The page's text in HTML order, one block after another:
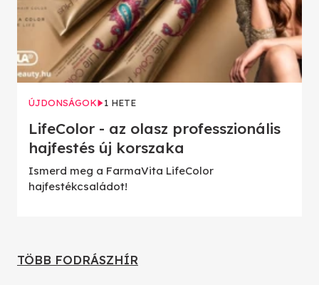
ÚJDONSÁGOK 1 HETE
LifeColor - az olasz professzionális
hajfestés új korszaka
Ismerd meg a FarmaVita LifeColor
hajfestékcsaládot!
TÖBB FODRÁSZHÍR